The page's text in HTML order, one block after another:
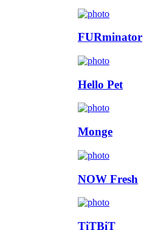
FURminator
Hello Pet
Monge
NOW Fresh
TiTBiT